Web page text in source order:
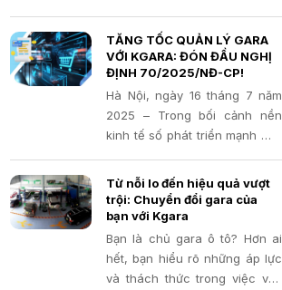
phần mềm quản lý. Quan niệm
này có thể khiến bạn bỏ lỡ
những cơ hội phát triển và đối
mặt với những rủi ro tiềm ẩn
mà đôi khi, chính bạn cũng
không nhận ra.
TĂNG TỐC QUẢN LÝ GARA
VỚI KGARA: ĐÓN ĐẦU NGHỊ
ĐỊNH 70/2025/NĐ-CP!
Hà Nội, ngày 16 tháng 7 năm
2025 – Trong bối cảnh nền
kinh tế số phát triển mạnh mẽ,
lý và tuân thủ các quy định
pháp luật về thuế đang trở
thành ưu tiên hàng đầu của
mọi doanh nghiệp
Từ nỗi lo đến hiệu quả vượt
trội: Chuyển đổi gara của
bạn với Kgara
Bạn là chủ gara ô tô? Hơn ai
hết, bạn hiểu rõ những áp lực
và thách thức trong việc vận